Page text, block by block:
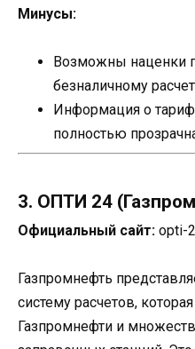
Минусы:
Возможны наценки
безналичному
Информация о
полностью
3. ОПТИ 24
Официальный сайт: opti-
Газпромнефть
систему расчетов,
Газпромнефти и